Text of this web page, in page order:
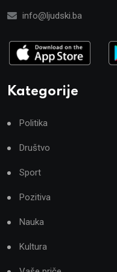
info@ljudski.ba
Kategorije
Politika
Društvo
Sport
Pozitiva
Nauka
Kultura